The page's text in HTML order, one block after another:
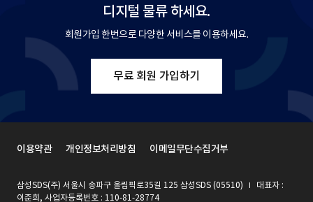
디지털 물류 하세요.
회원가입 한번으로 다양한 서비스를 이용하세요.
무료 회원 가입하기
삼성SDS(주) 서울시 송파구 올림픽로35길 125 삼성SDS (05510)
대표자 :
이준희, 사업자등록번호 : 110-81-28774
이용약관 개인정보처리방침 이메일무단수집거부